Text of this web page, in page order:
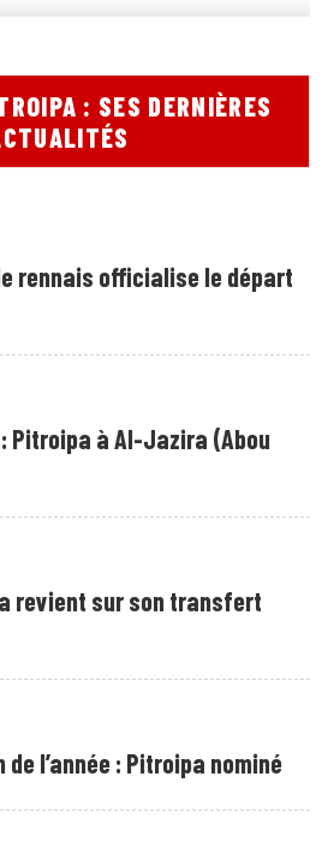
: SES DERNIÈRES
rennais officialise le départ
à Al-Jazira (Abou
revient sur son transfert
l’année : Pitroipa nominé